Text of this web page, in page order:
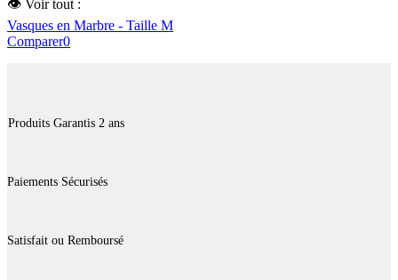
👁 Voir tout :
Vasques en Marbre - Taille M
Comparer0
Produits Garantis 2 ans
Paiements Sécurisés
Satisfait ou Remboursé